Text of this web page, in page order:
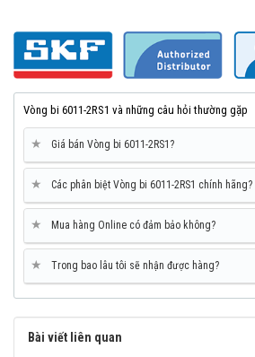
Vòng bi SKF 6011-2RS1 chính hãng, phân
Anh - Đại lý uỷ quyền SKF.
Mua vòng bi bạc đạn SKF 6011
tín?
Vòng bi 6011-2RS1 và những câu hỏi thường gặp
★ Giá bán Vòng bi 6011-2RS1?
★ Các phân biệt Vòng bi 6011-2RS1 chính hãng?
★ Mua hàng Online có đảm bảo không?
★ Trong bao lâu tôi sẽ nhận được hàng?
Bài viết liên quan